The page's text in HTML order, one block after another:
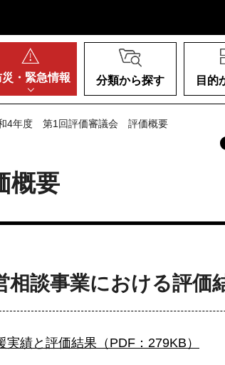
災・ 緊急情報 分類から探す 目的
4年度 第1回評価審議会 評価概要
概要
相談事業における評価
績と評価結果（PDF：279KB）